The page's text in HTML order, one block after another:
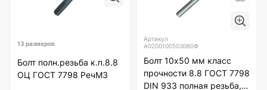
13 размеров
Болт полн.резьба к.п.8.8
ОЦ ГОСТ 7798 РечМЗ
Артикул
А0200100503060Ф
Болт 10х50 мм класс
прочности 8.8 ГОСТ 7798
DIN 933 полная резьба,